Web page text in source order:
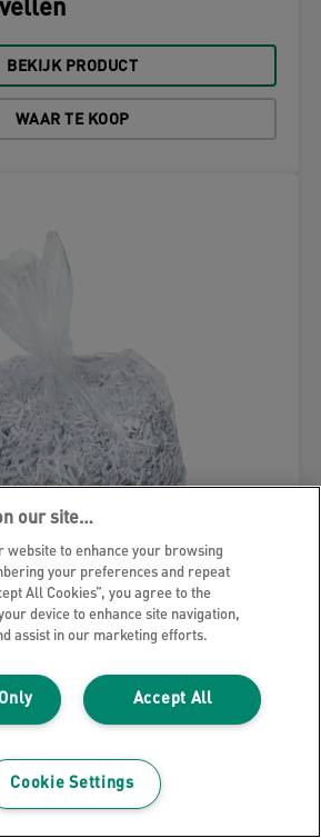
BEKIJK PRODUCT
WAAR TE KOOP
Opvangzakken
BEKIJK PRODUCT
our site…
website to enhance your browsing
your preferences and repeat
All Cookies”, you agree to the
device to enhance site navigation,
assist in our marketing efforts.
Accept All
Cookie Settings